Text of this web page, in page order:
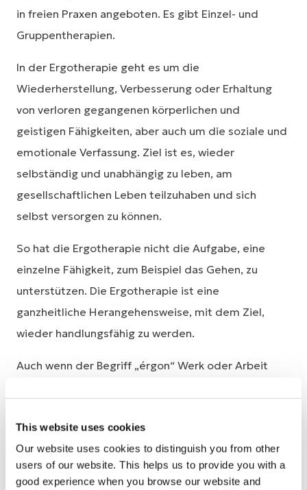
This website uses cookies
Our website uses cookies to distinguish you from other
users of our website. This helps us to provide you with a
good experience when you browse our website and
in freien Praxen angeboten. Es gibt Einzel- und
Gruppentherapien.
In der Ergotherapie geht es um die
Wiederherstellung, Verbesserung oder Erhaltung
von verloren gegangenen körperlichen und
geistigen Fähigkeiten, aber auch um die soziale und
emotionale Verfassung. Ziel ist es, wieder
selbständig und unabhängig zu leben, am
gesellschaftlichen Leben teilzuhaben und sich
selbst versorgen zu können.
So hat die Ergotherapie nicht die Aufgabe, eine
einzelne Fähigkeit, zum Beispiel das Gehen, zu
unterstützen. Die Ergotherapie ist eine
ganzheitliche Herangehensweise, mit dem Ziel,
wieder handlungsfähig zu werden.
Auch wenn der Begriff „érgon“ Werk oder Arbeit
berufsfähig werden. Ergotherapie richtet sich an
Menschen jeden Alters, die in ihrer
Handlungsfähigkeit eingeschränkt sind.